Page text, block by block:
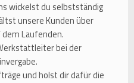
wickelst du selbstständig
unsere Kunden über
Laufenden.
bei der
und holst dir dafür die